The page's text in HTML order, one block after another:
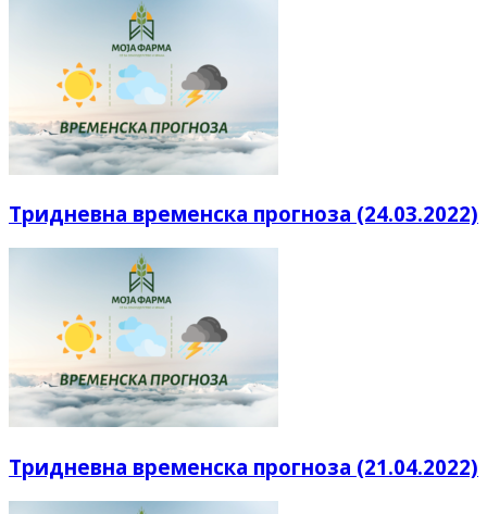
Тридневна временска прогноза (24.03.2022)
Тридневна временска прогноза (21.04.2022)